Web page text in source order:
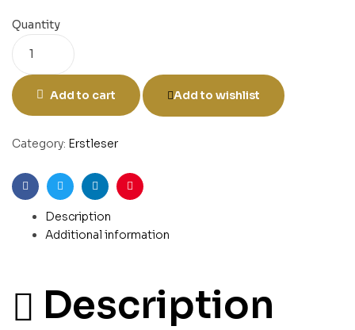
Quantity
Add to cart Add to wishlist
Category: Erstleser
FacebookTwitterLinkedinPinterest
Description
Additional information
Description